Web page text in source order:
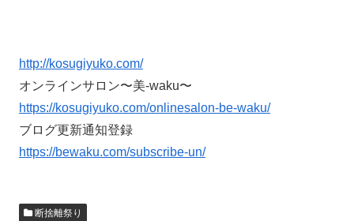
http://kosugiyuko.com/
オンラインサロン〜美-waku〜
https://kosugiyuko.com/onlinesalon-be-waku/
ブログ更新通知登録
https://bewaku.com/subscribe-un/
断捨離祭り